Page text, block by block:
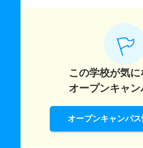
この学校が気に
オープンキャン
オープンキャンパ